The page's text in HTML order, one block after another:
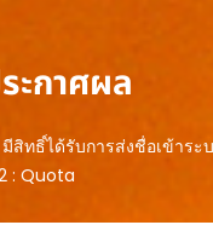
ะกาศผล
สิทธิ์ได้รับการส่งชื่อเข้าระ
: Quota